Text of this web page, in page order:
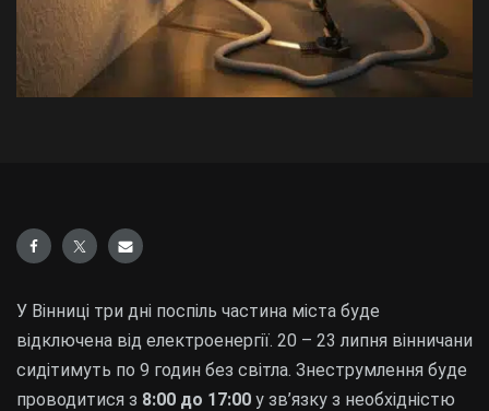
У Вінниці три дні поспіль частина міста буде
відключена від електроенергії. 20 – 23 липня вінничани
сидітимуть по 9 годин без світла. Знеструмлення буде
проводитися з 8:00 до 17:00 у зв’язку з необхідністю